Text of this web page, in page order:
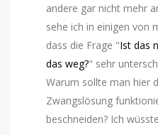
andere gar nicht mehr
sehe ich in einigen von
dass die Frage "Ist das
das weg?" sehr
Warum sollte man hier
Zwangslösung
beschneiden? Ich